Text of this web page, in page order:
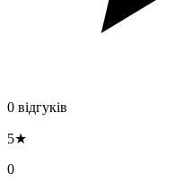
0 відгуків
5★
0